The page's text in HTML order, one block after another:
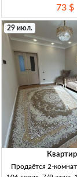
3/5эт, кирпичный
ремонт, мебель,
отличн.
73 $
29 июл.
Продаётся 2-